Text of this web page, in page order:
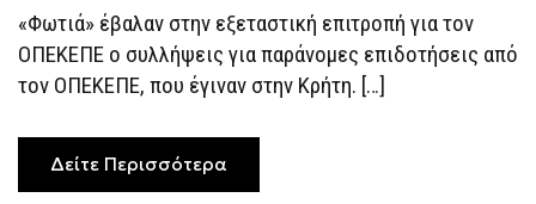
–
ΣΥΝΕΛΉΦΘΗ
ΑΓΡΟΣΥΝΔΙΚΑΛΙΣΤΉΣ
ΤΗΣ
ΝΔ
«Φωτιά» έβαλαν στην εξεταστική επιτροπή για τον
ΟΠΕΚΕΠΕ ο συλλήψεις για παράνομες επιδοτήσεις από
τον ΟΠΕΚΕΠΕ, που έγιναν στην Κρήτη. […]
Δείτε Περισσότερα